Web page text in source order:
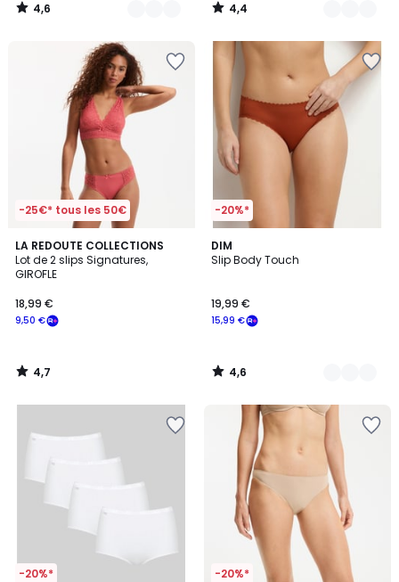
4,6
/
4,4
/
-25€* tous les 50€
LA REDOUTE COLLECTIONS
Lot de 2 slips Signatures,
GIROFLE
9,50 €
18,99 €
4,7
/ 5
4,7
/
-20%*
DIM
Slip Body Touch
15,99 €
19,99 €
4,6
/ 5
3
Couleurs
4,6
/
-20%* -20%*